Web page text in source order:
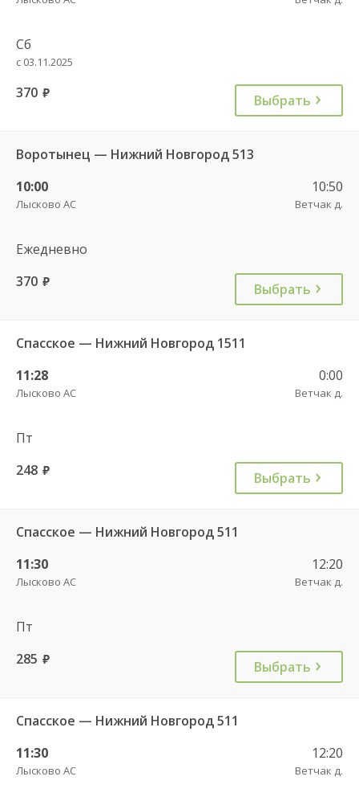
Сб
с 03.11.2025
370 руб. Выбрать
Воротынец — Нижний Новгород 513
10:00
Лысково АС
10:50
Ветчак д.
Ежедневно
370 руб. Выбрать
Спасское — Нижний Новгород 1511
11:28
Лысково АС
0:00
Ветчак д.
Пт
248 руб. Выбрать
Спасское — Нижний Новгород 511
11:30
Лысково АС
12:20
Ветчак д.
Пт
285 руб. Выбрать
Спасское — Нижний Новгород 511
11:30
Лысково АС
12:20
Ветчак д.